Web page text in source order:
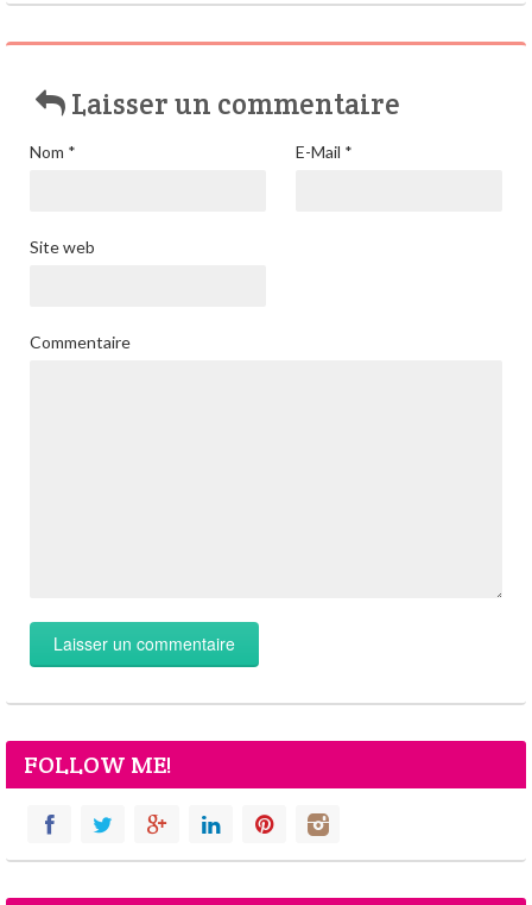
Laisser un commentaire
Nom * E-Mail *
Site web
Commentaire
FOLLOW ME!